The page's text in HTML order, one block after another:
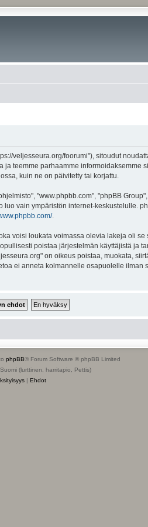
veljesseura.org/foorumi"), sitoudut
teemme parhaamme informoidaksemme
kuin ne on päivitetty tai korjattu.
"www.phpbb.com", "phpBB
luo vain ympäristön internet-keskustelulle.
.
voisi loukata voimassa olevia lakeja oli
poistaa järjestelmän käyttäjistä ja
on oikeus poistaa, muokata,
ei anneta kolmannelle osapuolelle ilman
phpBB® Forum Software © phpBB Limited
(lurttinen, harritapio, Pettis)
| Ehdot